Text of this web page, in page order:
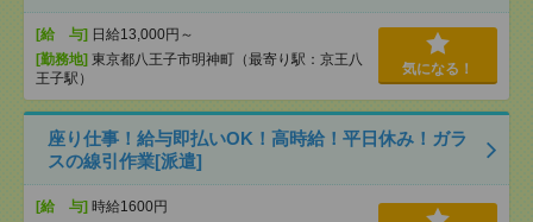
[給 与] 日給13,000円～
[勤務地] 東京都八王子市明神町（最寄り駅：京王八
王子駅）
気になる！
座り仕事！給与即払いOK！高時給！平日休み！ガラ
スの線引作業[派遣]
[給 与] 時給1600円